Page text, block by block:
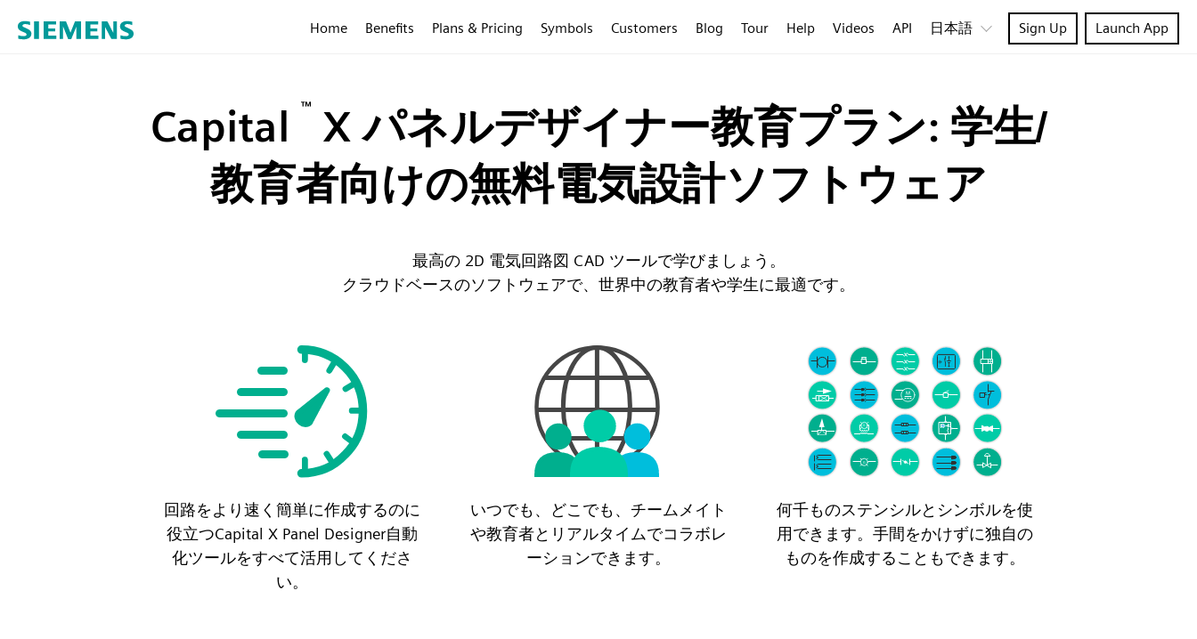
Home Benefits Plans & Pricing Symbols Customers Blog Tour Help Videos API 日本語 Sign Up Launch App
Capital ™
X パネルデザイナー教育プラン: 学生/
教育者向けの無料電気設計ソフトウェア
最高の 2D 電気回路図 CAD ツールで学びましょう。
クラウドベースのソフトウェアで、世界中の教育者や学生に最適です。
回路をより速く簡単に作成するのに
役立つCapital X Panel Designer自動
化ツールをすべて活用してくださ
い。
いつでも、どこでも、チームメイト
や教育者とリアルタイムでコラボレ
ーションできます。
何千ものステンシルとシンボルを使
用できます。手間をかけずに独自の
ものを作成することもできます。